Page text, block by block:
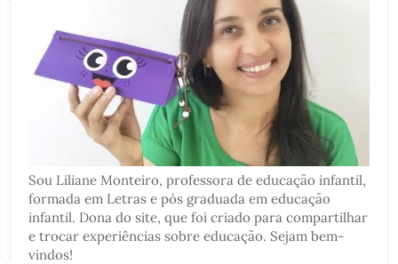
Sou Liliane Monteiro, professora de educação infantil,
formada em Letras e pós graduada em educação
infantil. Dona do site, que foi criado para compartilhar
e trocar experiências sobre educação. Sejam bem-
vindos!